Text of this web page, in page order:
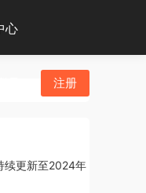
心
注册
续更新至2024年